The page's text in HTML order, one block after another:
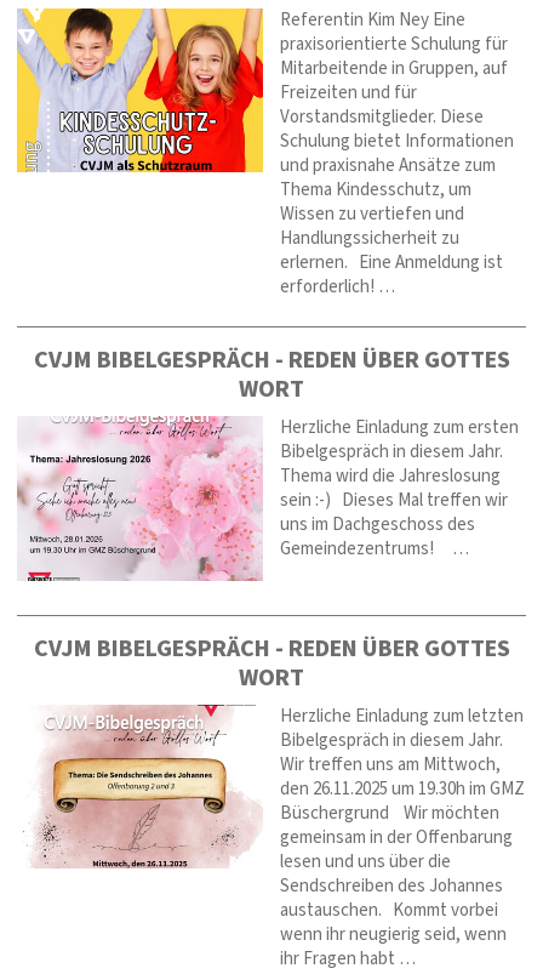
Referentin Kim Ney Eine
praxisorientierte Schulung für
Mitarbeitende in Gruppen, auf
Freizeiten und für
Vorstandsmitglieder. Diese
Schulung bietet Informationen
und praxisnahe Ansätze zum
Thema Kindesschutz, um
Wissen zu vertiefen und
Handlungssicherheit zu
erlernen. Eine Anmeldung ist
erforderlich! …
CVJM BIBELGESPRÄCH - REDEN ÜBER GOTTES
WORT
Herzliche Einladung zum ersten
Bibelgespräch in diesem Jahr.
Thema wird die Jahreslosung
sein :-) Dieses Mal treffen wir
uns im Dachgeschoss des
Gemeindezentrums! …
CVJM BIBELGESPRÄCH - REDEN ÜBER GOTTES
WORT
Herzliche Einladung zum letzten
Bibelgespräch in diesem Jahr.
Wir treffen uns am Mittwoch,
den 26.11.2025 um 19.30h im GMZ
Büschergrund Wir möchten
gemeinsam in der Offenbarung
lesen und uns über die
Sendschreiben des Johannes
austauschen. Kommt vorbei
wenn ihr neugierig seid, wenn
ihr Fragen habt …